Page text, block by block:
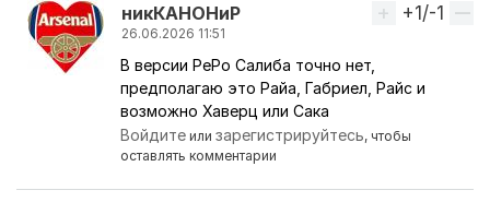
никКАНОНиР
26.06.2026 11:51
Ответ на комментарий пользователяVeNsk
Вверх
+1/-1
В версии PePo Салиба точно нет,
предполагаю это Райа, Габриел, Райс и
возможно Хаверц или Сака
Войдите илизарегистрируйтесь, чтобы
оставлять комментарии